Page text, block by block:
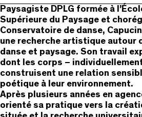
Paysagiste DPLG formée à
Supérieure du Paysage et
Conservatoire de danse,
une recherche artistique autour
danse et paysage. Son travail
dont les corps –
construisent une relation
poétique à leur environnement.
Après plusieurs années en
orienté sa pratique vers la